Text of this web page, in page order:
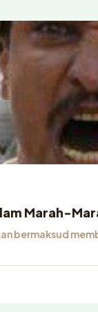
Marah-
bermaksud